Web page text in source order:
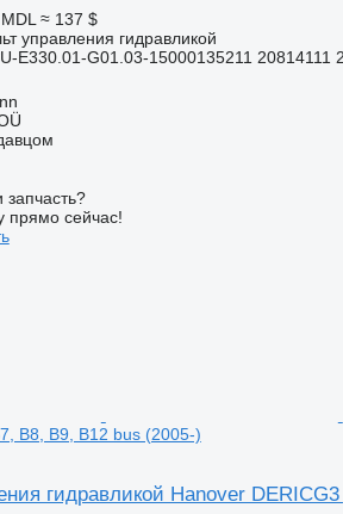
≈ 137 $
управления гидравликой
E330.01-G01.03-15000135211
прямо сейчас!
B8, B9, B12 bus (2005-)
гидравликой Hanover